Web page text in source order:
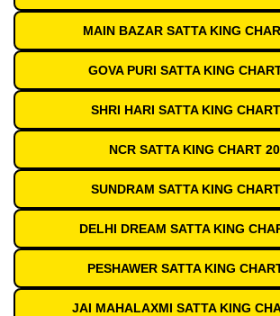
MAIN BAZAR SATTA KING
GOVA PURI SATTA KING
SHRI HARI SATTA KING
NCR SATTA KING CHART
SUNDRAM SATTA KING
DELHI DREAM SATTA KING
PESHAWER SATTA KING
JAI MAHALAXMI SATTA KING